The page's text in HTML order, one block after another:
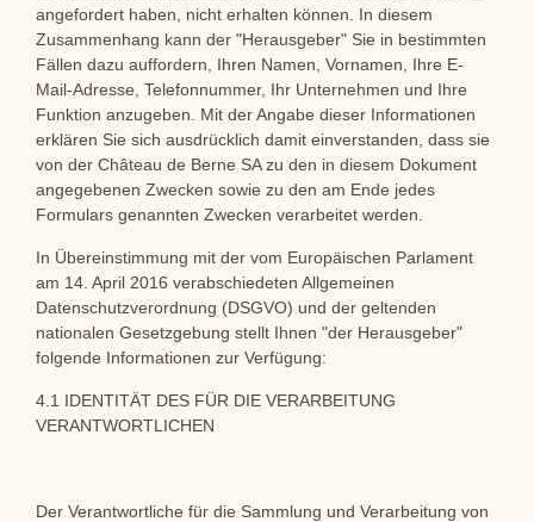
angefordert haben, nicht erhalten können. In diesem
Zusammenhang kann der "Herausgeber" Sie in bestimmten
Fällen dazu auffordern, Ihren Namen, Vornamen, Ihre E-
Mail-Adresse, Telefonnummer, Ihr Unternehmen und Ihre
Funktion anzugeben. Mit der Angabe dieser Informationen
erklären Sie sich ausdrücklich damit einverstanden, dass sie
von der Château de Berne SA zu den in diesem Dokument
angegebenen Zwecken sowie zu den am Ende jedes
Formulars genannten Zwecken verarbeitet werden.
In Übereinstimmung mit der vom Europäischen Parlament
am 14. April 2016 verabschiedeten Allgemeinen
Datenschutzverordnung (DSGVO) und der geltenden
nationalen Gesetzgebung stellt Ihnen "der Herausgeber"
folgende Informationen zur Verfügung:
4.1 IDENTITÄT DES FÜR DIE VERARBEITUNG
VERANTWORTLICHEN
Der Verantwortliche für die Sammlung und Verarbeitung von